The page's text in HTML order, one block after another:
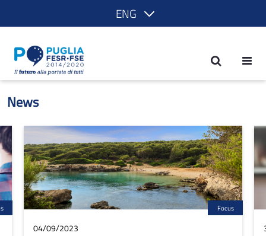
ENG
News - POR Puglia 2014-2020
News
Focus
04/09/2023